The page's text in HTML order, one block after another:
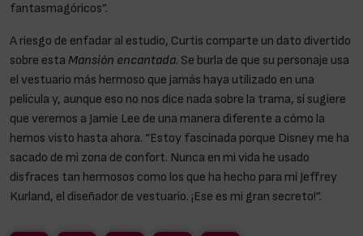
fantasmagóricos”.
A riesgo de enfadar al estudio, Curtis comparte un dato divertido
sobre esta Mansión encantada. Se burla de que su personaje usa
el vestuario más hermoso que jamás haya utilizado en una
película y, aunque eso no nos dice nada sobre la trama, sí sugiere
que veremos a Jamie Lee de una manera diferente a cómo la
hemos visto hasta ahora. “Estoy fascinada porque Disney me ha
sacado de mi zona de confort. Nunca en mi vida he usado
disfraces tan hermosos como los que ha hecho para mí Jeffrey
Kurland, el diseñador de vestuario. ¡Ese es mi gran secreto!”.